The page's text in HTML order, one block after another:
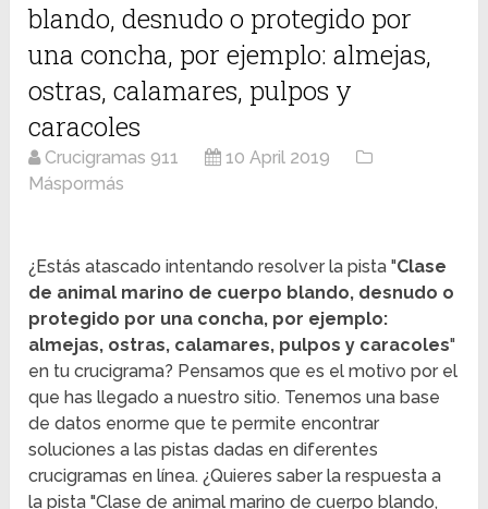
blando, desnudo o protegido por
una concha, por ejemplo: almejas,
ostras, calamares, pulpos y
caracoles
Crucigramas 911
10 April 2019
Máspormás
¿Estás atascado intentando resolver la pista "Clase
de animal marino de cuerpo blando, desnudo o
protegido por una concha, por ejemplo:
almejas, ostras, calamares, pulpos y caracoles"
en tu crucigrama? Pensamos que es el motivo por el
que has llegado a nuestro sitio. Tenemos una base
de datos enorme que te permite encontrar
soluciones a las pistas dadas en diferentes
crucigramas en línea. ¿Quieres saber la respuesta a
la pista "Clase de animal marino de cuerpo blando,